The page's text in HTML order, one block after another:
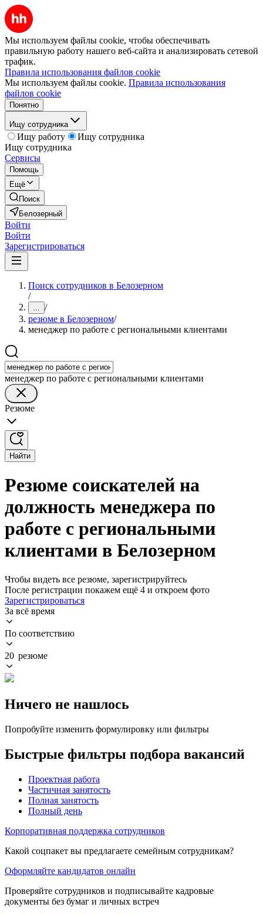
Мы используем файлы cookie, чтобы обеспечивать
правильную работу нашего веб-сайта и анализировать сетевой
трафик.
Правила использования файлов cookie
Мы используем файлы cookie. Правила использования
файлов cookie
Понятно
Ищу сотрудника
Ищу работу
Ищу сотрудника
Ищу сотрудника
Сервисы
Помощь
Ещё
Поиск
Белозерный
Войти
Войти
Зарегистрироваться
Поиск сотрудников в Белозерном
/
... /
резюме в Белозерном/
менеджер по работе с региональными клиентами
менеджер по работе с региональными клиентами
Резюме
Найти
Резюме соискателей на
должность менеджера по
работе с региональными
клиентами в Белозерном
Чтобы видеть все резюме, зарегистрируйтесь
После регистрации покажем ещё 4 и откроем фото
Зарегистрироваться
За всё время
По соответствию
20 резюме
Ничего не нашлось
Попробуйте изменить формулировку или фильтры
Быстрые фильтры подбора вакансий
Проектная работа
Частичная занятость
Полная занятость
Полный день
Корпоративная поддержка сотрудников
Какой соцпакет вы предлагаете семейным сотрудникам?
Оформляйте кандидатов онлайн
Проверяйте сотрудников и подписывайте кадровые
документы без бумаг и личных встреч